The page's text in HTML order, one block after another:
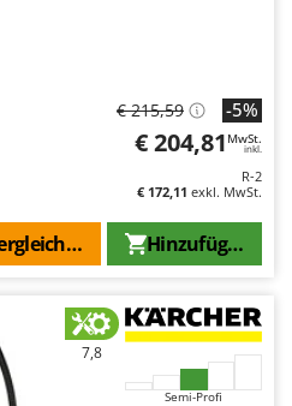
€ 215,59 -5%
€ 204,81 MwSt.
inkl.
R-2
€ 172,11 exkl. MwSt.
Hinzufügen
Sie
7,8
Semi-Profi